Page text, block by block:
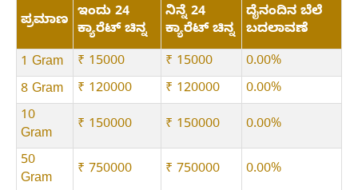
ಪ್ರಮಾಣ ಇಂದು 24
ಕ್ಯಾರೆಟ್ ಚಿನ್ನ
ನಿನ್ನೆ 24
ಕ್ಯಾರೆಟ್ ಚಿನ್ನ
ದೈನಂದಿನ ಬೆಲೆ
ಬದಲಾವಣೆ
1 Gram
₹ 15000 ₹ 15000
0.00%
8 Gram
₹ 120000 ₹ 120000
0.00%
10
Gram
₹ 150000 ₹ 150000 0.00%
50
Gram
₹ 750000 ₹ 750000 0.00%